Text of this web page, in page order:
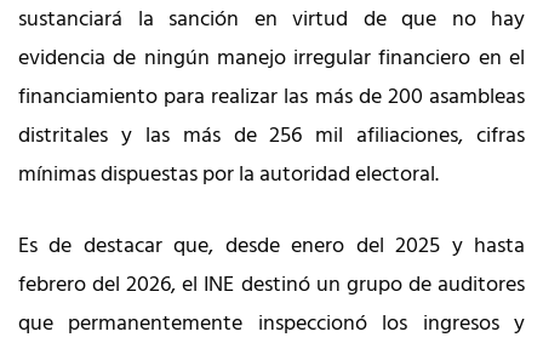
sustanciará la sanción en virtud de que no hay
evidencia de ningún manejo irregular financiero en el
financiamiento para realizar las más de 200 asambleas
distritales y las más de 256 mil afiliaciones, cifras
mínimas dispuestas por la autoridad electoral.
Es de destacar que, desde enero del 2025 y hasta
febrero del 2026, el INE destinó un grupo de auditores
que permanentemente inspeccionó los ingresos y